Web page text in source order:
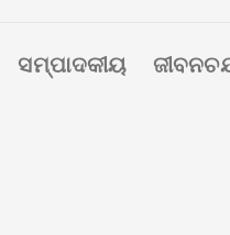
ସମ୍ପାଦକୀୟ